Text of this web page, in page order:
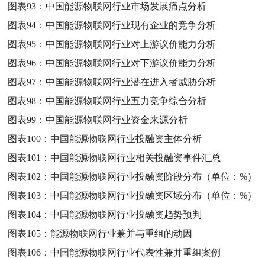
图表93：中国能源物联网行业市场发展痛点分析
图表94：中国能源物联网行业现有企业的竞争分析
图表95：中国能源物联网行业对上游议价能力分析
图表96：中国能源物联网行业对下游议价能力分析
图表97：中国能源物联网行业潜在进入者威胁分析
图表98：中国能源物联网行业五力竞争综合分析
图表99：中国能源物联网行业资金来源分析
图表100：中国能源物联网行业投融资主体分析
图表101：中国能源物联网行业相关投融资事件汇总
图表102：中国能源物联网行业投融资阶段分布（单位：%）
图表103：中国能源物联网行业投融资区域分布（单位：%）
图表104：中国能源物联网行业投融资趋势预判
图表105：能源物联网行业兼并与重组的动因
图表106：中国能源物联网行业代表性兼并重组案例